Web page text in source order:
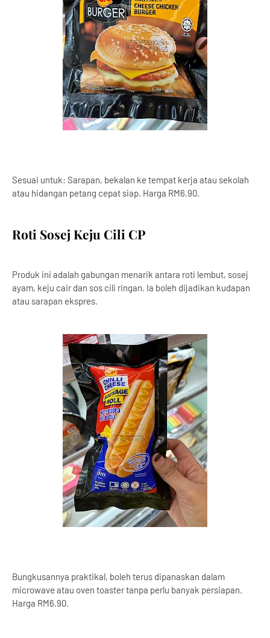
Sesuai untuk: Sarapan, bekalan ke tempat kerja atau sekolah
atau hidangan petang cepat siap. Harga RM6.90.
Roti Sosej Keju Cili CP
Produk ini adalah gabungan menarik antara roti lembut, sosej
ayam, keju cair dan sos cili ringan. Ia boleh dijadikan kudapan
atau sarapan ekspres.
Bungkusannya praktikal, boleh terus dipanaskan dalam
microwave atau oven toaster tanpa perlu banyak persiapan.
Harga RM6.90.